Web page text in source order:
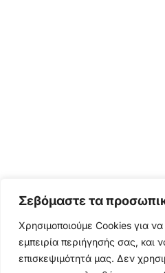
Σεβόμαστε τα
Χρησιμοποιούμε Cookies για
εμπειρία περιήγησής σας, και
επισκεψιμότητά μας. Δεν